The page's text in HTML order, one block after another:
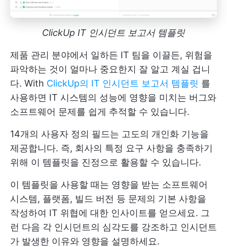
ClickUp IT 인시던트 보고서 템플릿
제품 관리 분야에서 일하든 IT 팀을 이끌든, 위험을
파악하는 것이 얼마나 중요한지 잘 알고 계실 겁니
다. With ClickUp의 IT 인시던트 보고서 템플릿 를
사용하면 IT 시스템의 성능에 영향을 미치는 버그와
소프트웨어 문제를 쉽게 추적할 수 있습니다.
14개의 사용자 정의 필드는 고도의 개인화 기능을
제공합니다. 즉, 회사의 특정 요구 사항을 충족하기
위해 이 템플릿을 진정으로 활용할 수 있습니다.
이 템플릿을 사용할 때는 영향을 받는 소프트웨어
시스템, 플랫폼, 빌드 버전 등 문제의 기본 사항을
작성하여 IT 위협에 대한 인사이트를 얻으세요. 그
런 다음 각 인시던트의 심각도를 강조하고 인시던트
가 발생한 이유와 영향을 설명하세요.